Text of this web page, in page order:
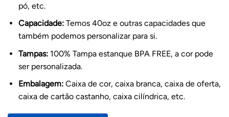
pó, etc.
Capacidade:Temos 40oz e outras capacidades que
também podemos personalizar para si.
Tampas: 100% Tampa estanque BPA FREE, a cor pode
ser personalizada.
Embalagem: Caixa de cor, caixa branca, caixa de oferta,
caixa de cartão castanho, caixa cilíndrica, etc.